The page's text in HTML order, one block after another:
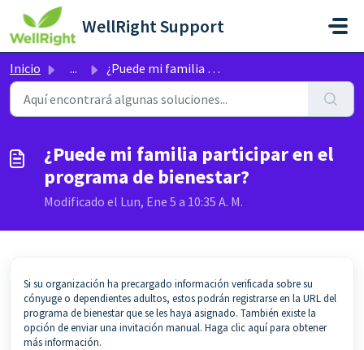
Saltar al contenido principal
WellRight Support
Inicio ... ¿Puede mi familia participar en el programa de bienestar?
¿Puede mi familia participar en el
programa de bienestar?
Modificado el Lun, Ene 5 a 10:35 A. M.
Si su organización ha precargado información verificada sobre su
cónyuge o dependientes adultos, estos podrán registrarse en la URL del
programa de bienestar que se les haya asignado. También existe la
opción de enviar una invitación manual. Haga clic aquí para obtener
más información.